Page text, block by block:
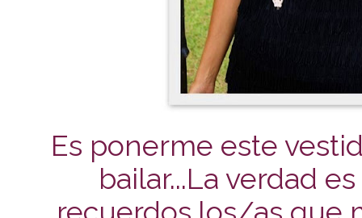
Es ponerme este
bailar...La verdad
recuerdos,los/as que